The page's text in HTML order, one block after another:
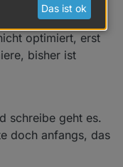
optimiert, erst
bisher ist
schreibe geht es.
doch anfangs, das
Das ist ok